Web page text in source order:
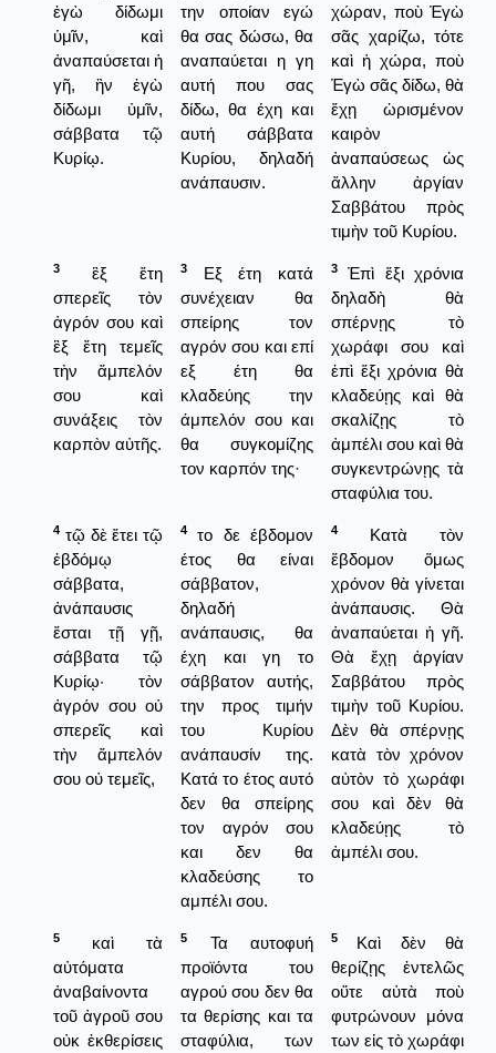
ἐγὼ δίδωμι
ὑμῖν, καὶ
ἀναπαύσεται ἡ
γῆ, ἣν ἐγὼ
δίδωμι ὑμῖν,
σάββατα τῷ
Κυρίῳ.
την οποίαν εγώ
θα σας δώσω, θα
αναπαύεται η γη
αυτή που σας
δίδω, θα έχη και
αυτή σάββατα
Κυρίου, δηλαδή
ανάπαυσιν.
χώραν, ποὺ Ἐγὼ
σᾶς χαρίζω, τότε
καὶ ἡ χώρα, ποὺ
Ἐγὼ σᾶς δίδω, θὰ
ἔχῃ ὡρισμένον
καιρὸν
ἀναπαύσεως ὡς
ἄλλην ἀργίαν
Σαββάτου πρὸς
τιμὴν τοῦ Κυρίου.
3
ἓξ ἔτη
σπερεῖς τὸν
ἀγρόν σου καὶ
ἓξ ἔτη τεμεῖς
τὴν ἄμπελόν
σου καὶ
συνάξεις τὸν
καρπὸν αὐτῆς.
3
Εξ έτη κατά
συνέχειαν θα
σπείρης τον
αγρόν σου και επί
εξ έτη θα
κλαδεύης την
άμπελόν σου και
θα συγκομίζης
τον καρπόν της·
3
Ἐπὶ ἕξι χρόνια
δηλαδὴ θὰ
σπέρνῃς τὸ
χωράφι σου καὶ
ἐπὶ ἕξι χρόνια θὰ
κλαδεύῃς καὶ θὰ
σκαλίζῃς τὸ
ἀμπέλι σου καὶ θὰ
συγκεντρώνῃς τὰ
σταφύλια του.
4 τῷ δὲ ἔτει τῷ
ἑβδόμῳ
σάββατα,
ἀνάπαυσις
ἔσται τῇ γῇ,
σάββατα τῷ
Κυρίῳ· τὸν
ἀγρόν σου οὐ
σπερεῖς καὶ
τὴν ἄμπελόν
σου οὐ τεμεῖς,
4
το δε έβδομον
έτος θα είναι
σάββατον,
δηλαδή
ανάπαυσις, θα
έχη και γη το
σάββατον αυτής,
την προς τιμήν
του Κυρίου
ανάπαυσίν της.
Κατά το έτος αυτό
δεν θα σπείρης
τον αγρόν σου
και δεν θα
κλαδεύσης το
αμπέλι σου.
4
Κατὰ τὸν
ἕβδομον ὅμως
χρόνον θὰ γίνεται
ἀνάπαυσις. Θὰ
ἀναπαύεται ἡ γῆ.
Θὰ ἔχῃ ἀργίαν
Σαββάτου πρὸς
τιμὴν τοῦ Κυρίου.
Δὲν θὰ σπέρνῃς
κατὰ τὸν χρόνον
αὐτὸν τὸ χωράφι
σου καὶ δὲν θὰ
κλαδεύῃς τὸ
ἀμπέλι σου.
5
καὶ τὰ
αὐτόματα
ἀναβαίνοντα
τοῦ ἀγροῦ σου
οὐκ ἐκθερίσεις
5
Τα αυτοφυή
προϊόντα του
αγρού σου δεν θα
τα θερίσης και τα
σταφύλια, των
5
Καὶ δὲν θὰ
θερίζῃς ἐντελῶς
οὔτε αὐτὰ ποὺ
φυτρώνουν μόνα
των εἰς τὸ χωράφι